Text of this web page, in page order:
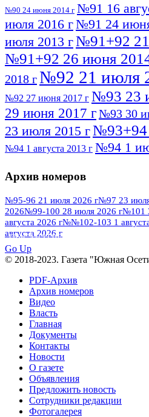
№90 24 июня 2014 г №91 16
июля 2016 г№91 24
июля 2013 г№91+92
№91+92 26 июня
2018 г№92 21 июля
№92 27 июня 2017 г №93 23
29 июня 2017 г№93 30
23 июля 2015 г№93+94
№94 1 августа 2013 г №94 1
№95 7 августа 2012 г
№95 28 июля 2016 г
2013 г№96 6 июля 2017
2012 г №96 28 июля 2015 г
№96+97 30 июля 2016
№97 11
№97 30 июля 2015 г
№98 2 августа 2016 г
августа 2013 г
№98+99 11 июля 2017 г
августа 2016 г
августа 2012 г
Архив номеров
№95-96 21 июля 2026 г№97 23
2026№99-100 28 июля 2026 г№101
августа 2026 г№№102-103 1
августа 2026 г
ПОСМОТРЕТЬ ВСЕ
Go Up
© 2018-2023. Газета "Южная
PDF-Архив
Архив номеров
Видео
Власть
Главная
Документы
Контакты
Новости
О газете
Объявления
Предложить новость
Сотрудники редакции
Фотогалерея